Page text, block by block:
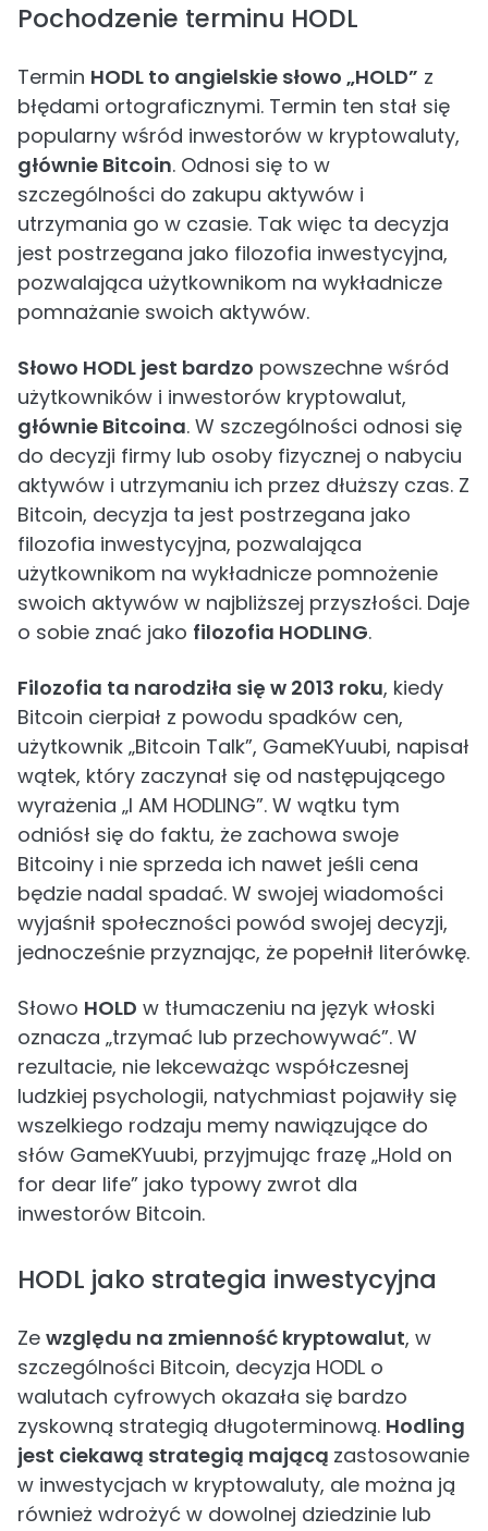
Pochodzenie terminu HODL
Termin HODL to angielskie słowo „HOLD” z
błędami ortograficznymi. Termin ten stał się
popularny wśród inwestorów w kryptowaluty,
głównie Bitcoin. Odnosi się to w
szczególności do zakupu aktywów i
utrzymania go w czasie. Tak więc ta decyzja
jest postrzegana jako filozofia inwestycyjna,
pozwalająca użytkownikom na wykładnicze
pomnażanie swoich aktywów.
Słowo HODL jest bardzo powszechne wśród
użytkowników i inwestorów kryptowalut,
głównie Bitcoina. W szczególności odnosi się
do decyzji firmy lub osoby fizycznej o nabyciu
aktywów i utrzymaniu ich przez dłuższy czas. Z
Bitcoin, decyzja ta jest postrzegana jako
filozofia inwestycyjna, pozwalająca
użytkownikom na wykładnicze pomnożenie
swoich aktywów w najbliższej przyszłości. Daje
o sobie znać jako filozofia HODLING.
Filozofia ta narodziła się w 2013 roku, kiedy
Bitcoin cierpiał z powodu spadków cen,
użytkownik „Bitcoin Talk”, GameKYuubi, napisał
wątek, który zaczynał się od następującego
wyrażenia „I AM HODLING”. W wątku tym
odniósł się do faktu, że zachowa swoje
Bitcoiny i nie sprzeda ich nawet jeśli cena
będzie nadal spadać. W swojej wiadomości
wyjaśnił społeczności powód swojej decyzji,
jednocześnie przyznając, że popełnił literówkę.
Słowo HOLD w tłumaczeniu na język włoski
oznacza „trzymać lub przechowywać”. W
rezultacie, nie lekceważąc współczesnej
ludzkiej psychologii, natychmiast pojawiły się
wszelkiego rodzaju memy nawiązujące do
słów GameKYuubi, przyjmując frazę „Hold on
for dear life” jako typowy zwrot dla
inwestorów Bitcoin.
HODL jako strategia inwestycyjna
Ze względu na zmienność kryptowalut, w
szczególności Bitcoin, decyzja HODL o
walutach cyfrowych okazała się bardzo
zyskowną strategią długoterminową. Hodling
jest ciekawą strategią mającą zastosowanie
w inwestycjach w kryptowaluty, ale można ją
również wdrożyć w dowolnej dziedzinie lub